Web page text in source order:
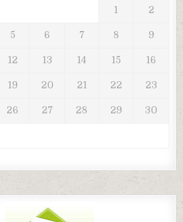
1 2
5 6 7 8 9
12 13 14 15 16
19 20 21 22 23
26 27 28 29 30